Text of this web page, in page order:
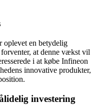
oplevet en betydelig
at denne vækst vil
i at købe Infineon
innovative produkter,
investering